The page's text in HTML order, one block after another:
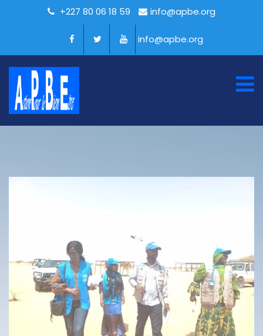
+227 80 06 18 59 info@apbe.org
info@apbe.org